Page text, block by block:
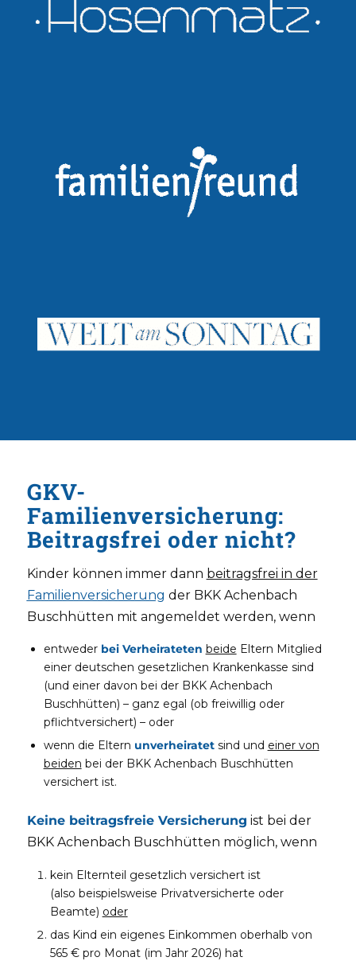
GKV-
Familienversicherung:
Beitragsfrei oder nicht?
Kinder können immer dann beitragsfrei in der
Familienversicherung der BKK Achenbach
Buschhütten mit angemeldet werden, wenn
entweder bei Verheirateten beide Eltern Mitglied
einer deutschen gesetzlichen Krankenkasse sind
(und einer davon bei der BKK Achenbach
Buschhütten) – ganz egal (ob freiwillig oder
pflichtversichert) – oder
wenn die Eltern unverheiratetsind und einer von
beiden bei der BKK Achenbach Buschhütten
versichert ist.
Keine beitragsfreie Versicherung ist bei der
BKK Achenbach Buschhütten möglich, wenn
kein Elternteil gesetzlich versichert ist
(also beispielsweise Privatversicherte oder
Beamte) oder
das Kind ein eigenes Einkommen oberhalb von
565 € pro Monat (im Jahr 2026) hat